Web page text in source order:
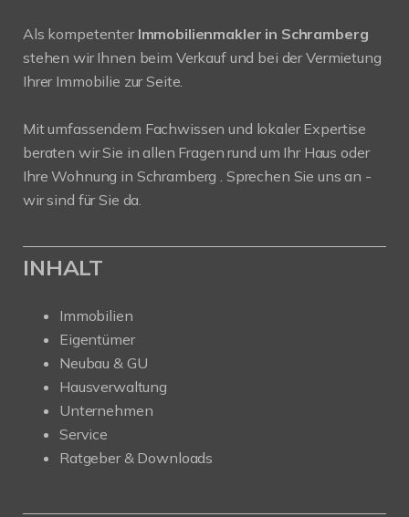
Als kompetenter Immobilienmakler in Schramberg
stehen wir Ihnen beim Verkauf und bei der Vermietung
Ihrer Immobilie zur Seite.
Mit umfassendem Fachwissen und lokaler Expertise
beraten wir Sie in allen Fragen rund um Ihr Haus oder
Ihre Wohnung in Schramberg . Sprechen Sie uns an -
wir sind für Sie da.
INHALT
Immobilien
Eigentümer
Neubau & GU
Hausverwaltung
Unternehmen
Service
Ratgeber & Downloads